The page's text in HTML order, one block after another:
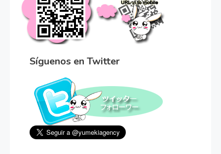
Síguenos en Twitter